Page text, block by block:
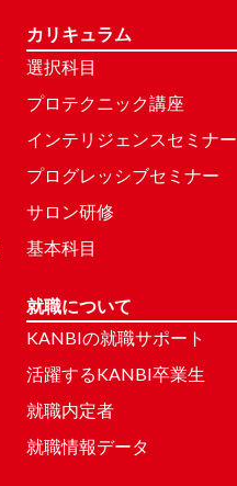
カリキュラム
選択科目
プロテクニック講座
インテリジェンスセミナー
プログレッシブセミナー
サロン研修
基本科目
就職について
KANBIの就職サポート
活躍するKANBI卒業生
就職内定者
就職情報データ